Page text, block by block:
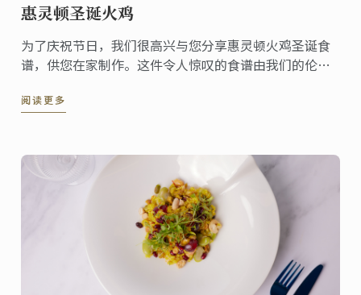
惠灵顿圣诞火鸡
为了庆祝节日，我们很高兴与您分享惠灵顿火鸡圣诞食
谱，供您在家制作。这件令人惊叹的食谱由我们的伦敦
围。
阅读更多